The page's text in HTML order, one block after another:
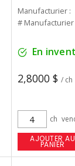
Manufacturier :
# Manufacturier
En
2,8000 $ / ch
ch
AJOUTER AU
PANIER